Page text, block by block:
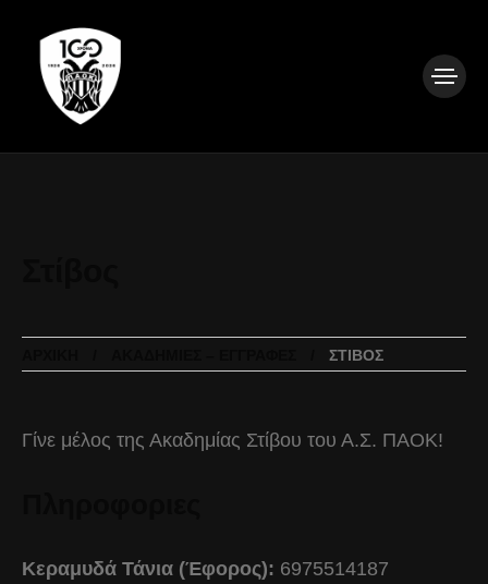
ΣΤΊΒΟΣ
Γίνε μέλος της Ακαδημίας Στίβου του Α.Σ. ΠΑΟΚ!
Κεραμυδά Τάνια (Έφορος): 6975514187